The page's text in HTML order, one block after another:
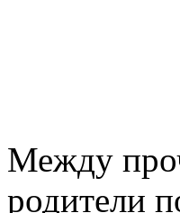
Между
родители